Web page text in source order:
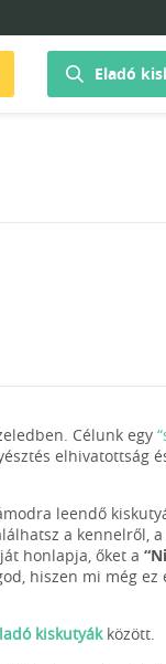
Eladó
Célunk egy
elhivatottság
leendő
a kennelről,
honlapja, őket a
hiszen mi még
kiskutyákközött.